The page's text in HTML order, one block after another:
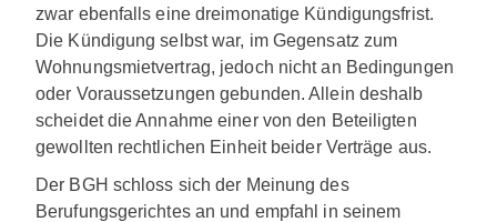
zwar ebenfalls eine dreimonatige Kündigungsfrist.
Die Kündigung selbst war, im Gegensatz zum
Wohnungsmietvertrag, jedoch nicht an Bedingungen
oder Voraussetzungen gebunden. Allein deshalb
scheidet die Annahme einer von den Beteiligten
gewollten rechtlichen Einheit beider Verträge aus.
Der BGH schloss sich der Meinung des
Berufungsgerichtes an und empfahl in seinem